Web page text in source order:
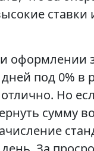
ставки
оформлении
дней под 0% в
Но
сумму